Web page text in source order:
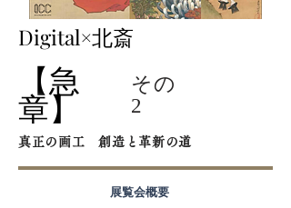
Digital×北斎
【急
章】
その
2
真正の画工 創造と革新の道
展覧会概要